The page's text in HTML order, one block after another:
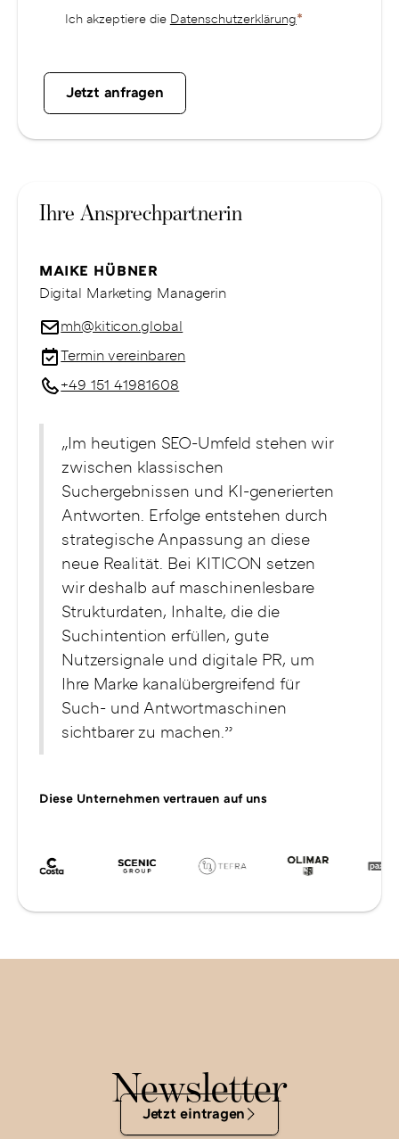
Ich akzeptiere die Datenschutzerklärung*
Ihre Ansprechpartnerin
MAIKE HÜBNER
Digital Marketing Managerin
mh@kiticon.global
Termin vereinbaren
+49 151 41981608
„Im heutigen SEO-Umfeld stehen wir
zwischen klassischen
Suchergebnissen und KI-generierten
Antworten. Erfolge entstehen durch
strategische Anpassung an diese
neue Realität. Bei KITICON setzen
wir deshalb auf maschinenlesbare
Strukturdaten, Inhalte, die die
Suchintention erfüllen, gute
Nutzersignale und digitale PR, um
Ihre Marke kanalübergreifend für
Such- und Antwortmaschinen
sichtbarer zu machen.”
Diese Unternehmen vertrauen auf uns
Newsletter
Jetzt
eintragen
Jetzt eintragen